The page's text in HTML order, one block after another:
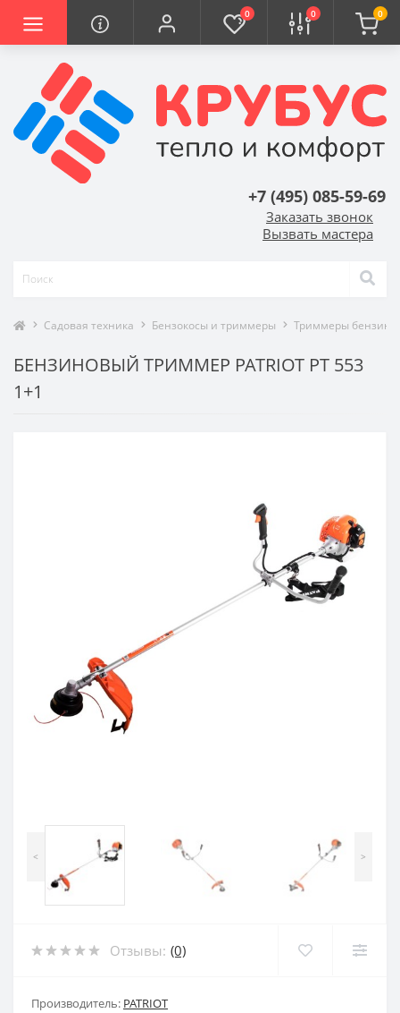
0 0 0
+7 (495) 085-59-69
Заказать звонок
Вызвать мастера
Садовая техника Бензокосы и триммеры Триммеры
БЕНЗИНОВЫЙ ТРИММЕР PATRIOT PT 553
1+1
< >
Отзывы: (0)
Производитель: PATRIOT